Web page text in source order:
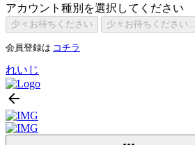
アカウント種別を選択してください
少々お待ちください 少々お待ちください...
会員登録は コチラ
れいじ